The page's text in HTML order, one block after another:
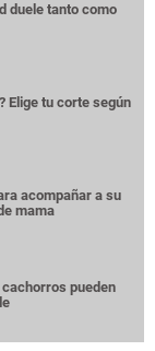
duele tanto como
Elige tu corte según
acompañar a su
mama
pueden